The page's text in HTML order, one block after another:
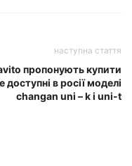
наступна стаття
пропонують купити
доступні в росії моделі
changan uni – k і uni-t